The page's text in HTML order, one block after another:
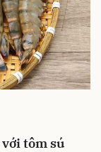
tôm sú